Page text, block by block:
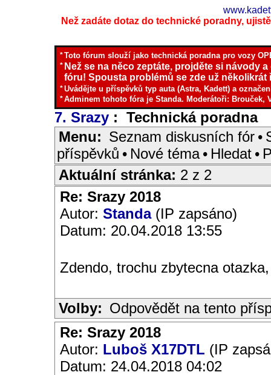
Než zadáte dotaz do technické poradny,
*Toto fórum slouží jako technická poradna pro vozy
* Než se na něco zeptáte, projděte si návody
fóru! Spousta problémů se zde už několikrát
*Uvádějte u příspěvků typ auta (Astra, Kadett) a
*Adminem tohoto fóra je Standa. Moderátoři: Brouček,
7. Srazy : Technická poradna
Menu: Seznam diskusních fór •
příspěvků • Nové téma • Hledat •
Aktuální stránka: 2 z 2
Re: Srazy 2018
Autor: Standa(IP zapsáno)
Datum: 20.04.2018 13:55
Zdendo, trochu zbytecna
Volby: Odpovědět na tento
Re: Srazy 2018
Autor: Luboš X17DTL (IP
Datum: 24.04.2018 04:02